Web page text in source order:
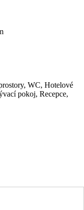
WC, Hotelové
pokoj, Recepce,